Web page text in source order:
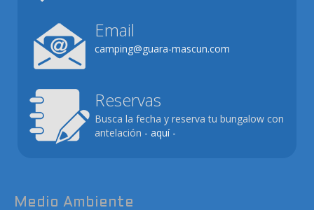
Email
camping@guara-mascun.com
Reservas
Busca la fecha y reserva tu bungalow con
antelación - aquí -
Medio Ambiente